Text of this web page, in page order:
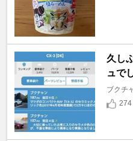
久し
ュで
ブクチ
274